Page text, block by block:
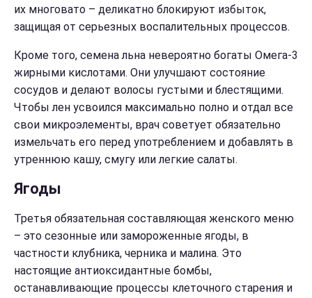
их многовато – деликатно блокируют избыток,
защищая от серьезных воспалительных процессов.
Кроме того, семена льна невероятно богаты Омега-3
жирными кислотами. Они улучшают состояние
сосудов и делают волосы густыми и блестящими.
Чтобы лен усвоился максимально полно и отдал все
свои микроэлементы, врач советует обязательно
измельчать его перед употреблением и добавлять в
утреннюю кашу, смугу или легкие салаты.
Ягоды
Третья обязательная составляющая женского меню
– это сезонные или замороженные ягоды, в
частности клубника, черника и малина. Это
настоящие антиоксидантные бомбы,
останавливающие процессы клеточного старения и